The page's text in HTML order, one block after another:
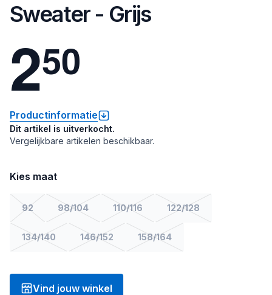
Sweater - Grijs
250
Productinformatie
Dit artikel is uitverkocht.
Vergelijkbare artikelen beschikbaar.
Kies maat
92 98/104 110/116 122/128
134/140 146/152 158/164
Vind jouw winkel